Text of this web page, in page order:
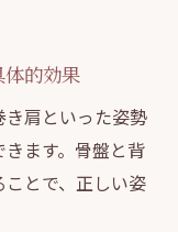
的効果
肩といった姿勢
ます。骨盤と背
とで、正しい姿